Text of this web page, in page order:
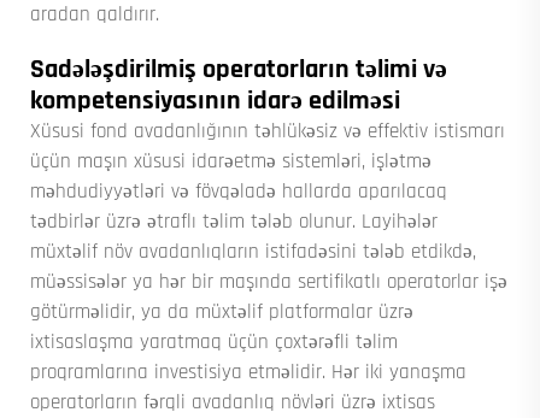
aradan qaldırır.
Sadələşdirilmiş operatorların təlimi və
kompetensiyasının idarə edilməsi
Xüsusi fond avadanlığının təhlükəsiz və effektiv istismarı
üçün maşın xüsusi idarəetmə sistemləri, işlətmə
məhdudiyyətləri və fövqəladə hallarda aparılacaq
tədbirlər üzrə ətraflı təlim tələb olunur. Layihələr
müxtəlif növ avadanlıqların istifadəsini tələb etdikdə,
müəssisələr ya hər bir maşında sertifikatlı operatorlar işə
götürməlidir, ya da müxtəlif platformalar üzrə
ixtisaslaşma yaratmaq üçün çoxtərəfli təlim
proqramlarına investisiya etməlidir. Hər iki yanaşma
operatorların fərqli avadanlıq növləri üzrə ixtisas